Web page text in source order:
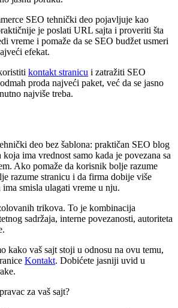
SEO tehnički deo pojavljuje kao
je poslati URL sajta i proveriti šta
vreme i pomaže da se SEO budžet usmeri
efekat.
kontakt stranicu i zatražiti SEO
proda najveći paket, već da se jasno
najviše treba.
deo bez šablona: praktičan SEO blog
ima vrednost samo kada je povezana sa
Ako pomaže da korisnik bolje razume
razume stranicu i da firma dobije više
smisla ulagati vreme u nju.
trikova. To je kombinacija
sadržaja, interne povezanosti, autoriteta
kako vaš sajt stoji u odnosu na ovu temu,
Kontakt. Dobićete jasniji uvid u
za vaš sajt?